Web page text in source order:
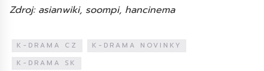
Zdroj: asianwiki, soompi, hancinema
K-DRAMA CZ
K-DRAMA NOVINKY
K-DRAMA SK